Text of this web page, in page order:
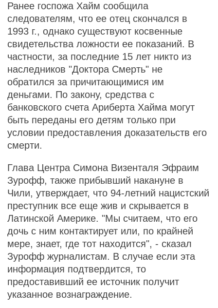
Ранее госпожа Хайм сообщила
следователям, что ее отец скончался в
1993 г., однако существуют косвенные
свидетельства ложности ее показаний. В
частности, за последние 15 лет никто из
наследников "Доктора Смерть" не
обратился за причитающимися им
деньгами. По закону, средства с
банковского счета Ариберта Хайма могут
быть переданы его детям только при
условии предоставления доказательств его
смерти.
Глава Центра Симона Визенталя Эфраим
Зурофф, также прибывший накануне в
Чили, утверждает, что 94-летний нацистский
преступник все еще жив и скрывается в
Латинской Америке. "Мы считаем, что его
дочь с ним контактирует или, по крайней
мере, знает, где тот находится", - сказал
Зурофф журналистам. В случае если эта
информация подтвердится, то
предоставивший ее источник получит
указанное вознаграждение.